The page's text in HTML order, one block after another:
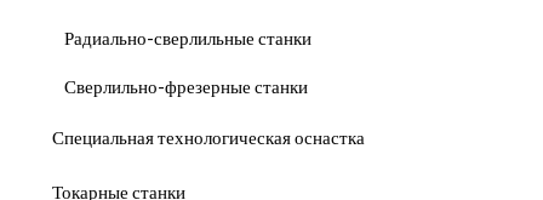
Радиально-сверлильные станки
Сверлильно-фрезерные станки
Специальная технологическая оснастка
Токарные станки